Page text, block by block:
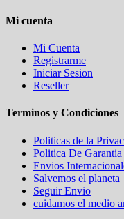
Mi cuenta
Mi Cuenta
Registrarme
Iniciar Sesion
Reseller
Terminos y Condiciones
Politicas de la
Politica De Garantia
Envios
Salvemos el planeta
Seguir Envio
cuidamos el medio